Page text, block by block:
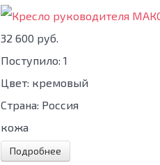
32 600 руб.
Поступило: 1
Цвет: кремовый
Страна: Россия
кожа
Подробнее